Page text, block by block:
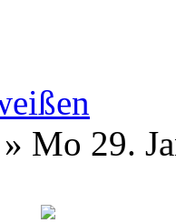
» Mo 29.